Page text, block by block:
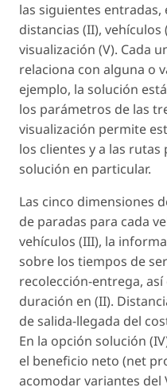
las siguientes entradas,
distancias (II), vehículos
visualización (V). Cada
relaciona con alguna o
ejemplo, la solución
los parámetros de las
visualización permite
los clientes y a las
solución en particular.
Las cinco dimensiones
de paradas para cada
vehículos (III), la
sobre los tiempos de
recolección-entrega,
duración en (II).
de salida-llegada del
En la opción solución
el beneficio neto (net
acomodar variantes del